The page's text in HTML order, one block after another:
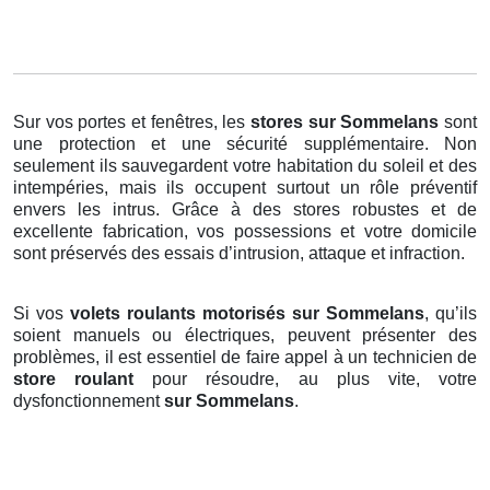
Sur vos portes et fenêtres, les stores sur Sommelanssont
une protection et une sécurité supplémentaire. Non
seulement ils sauvegardent votre habitation du soleil et des
intempéries, mais ils occupent surtout un rôle préventif
envers les intrus. Grâce à des stores robustes et de
excellente fabrication, vos possessions et votre domicile
sont préservés des essais d’intrusion, attaque et infraction.
Si vos volets roulants motorisés sur Sommelans, qu’ils
soient manuels ou électriques, peuvent présenter des
problèmes, il est essentiel de faire appel à un technicien de
store roulantpour résoudre, au plus vite, votre
dysfonctionnementsur Sommelans.